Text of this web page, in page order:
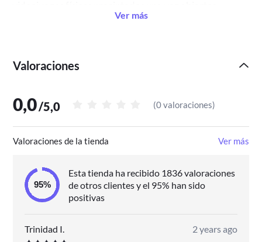
Ver más
Valoraciones
0,0/5,0 (0 valoraciones)
Valoraciones de la tienda Ver más
Esta tienda ha recibido 1836 valoraciones
de otros clientes y el 95% han sido
positivas
Trinidad I. 2 years ago